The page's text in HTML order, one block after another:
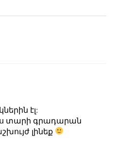
էլ:
տարի գրադարան
լինեք